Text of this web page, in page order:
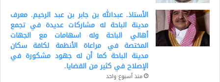
الأستاذ. عبدالله بن جابر بن عبد الرحيم. معرف
مدينة الباحة له مشاركات عديدة في تجمع
أهالي الباحة وله اسهامات مع الجهات
المختصة في مراعاة الأنظمة لكافة سكان
مدينة الباحة كما أن له جهود مشكورة في
الإصلاح في كثير من القضايا.
منذ أسبوع واحد